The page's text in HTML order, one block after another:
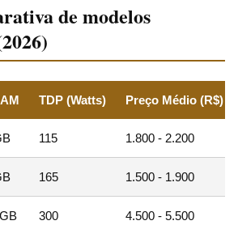
de modelos
TDP (Watts) Preço Médio (R$)
115 1.800 - 2.200
165 1.500 - 1.900
300 4.500 - 5.500